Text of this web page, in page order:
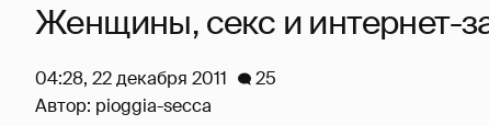
Женщины, секс и интернет-
04:28, 22 декабря 2011
25
Автор: pioggia-secca